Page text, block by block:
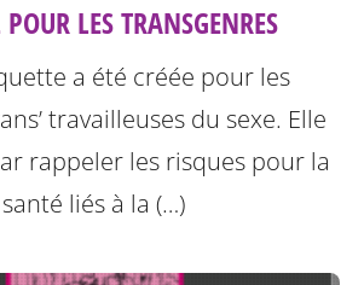
LES TRANSGENRES
a été créée pour les
travailleuses du sexe. Elle
rappeler les risques pour la
santé liés à la (…)